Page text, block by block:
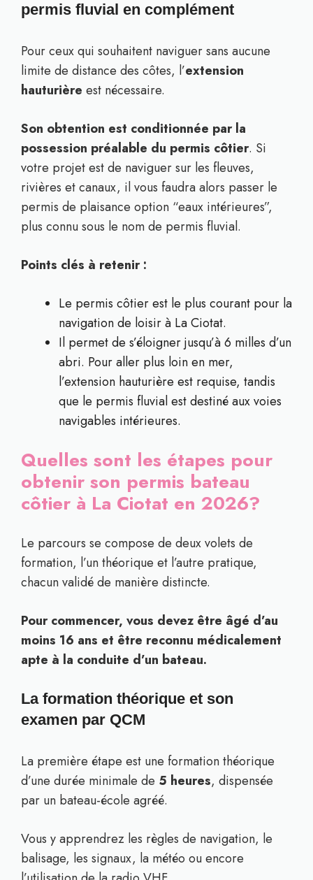
permis fluvial en complément
Pour ceux qui souhaitent naviguer sans aucune
limite de distance des côtes, l’extension
hauturière est nécessaire.
Son obtention est conditionnée par la
possession préalable du permis côtier. Si
votre projet est de naviguer sur les fleuves,
rivières et canaux, il vous faudra alors passer le
permis de plaisance option “eaux intérieures”,
plus connu sous le nom de permis fluvial.
Points clés à retenir :
Le permis côtier est le plus courant pour la
navigation de loisir à La Ciotat.
Il permet de s’éloigner jusqu’à 6 milles d’un
abri. Pour aller plus loin en mer,
l’extension hauturière est requise, tandis
que le permis fluvial est destiné aux voies
navigables intérieures.
Quelles sont les étapes pour
obtenir son permis bateau
côtier à La Ciotat en 2026?
Le parcours se compose de deux volets de
formation, l’un théorique et l’autre pratique,
chacun validé de manière distincte.
Pour commencer, vous devez être âgé d’au
moins 16 ans et être reconnu médicalement
apte à la conduite d’un bateau.
La formation théorique et son
examen par QCM
La première étape est une formation théorique
d’une durée minimale de 5 heures, dispensée
par un bateau-école agréé.
Vous y apprendrez les règles de navigation, le
balisage, les signaux, la météo ou encore